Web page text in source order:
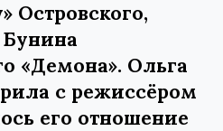
Островского,
«Демона». Ольга
с режиссёром
его отношение